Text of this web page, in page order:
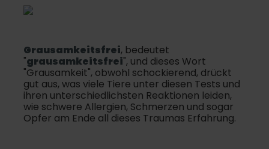
Grausamkeitsfrei, bedeutet
"grausamkeitsfrei", und dieses Wort
"Grausamkeit", obwohl schockierend, drückt
gut aus, was viele Tiere unter diesen Tests und
ihren unterschiedlichsten Reaktionen leiden,
wie schwere Allergien, Schmerzen und sogar
Opfer am Ende all dieses Traumas Erfahrung.